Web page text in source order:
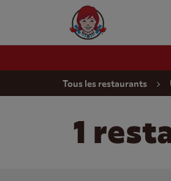
Wendy's Website Home
Return to NavTous les restaurants
1